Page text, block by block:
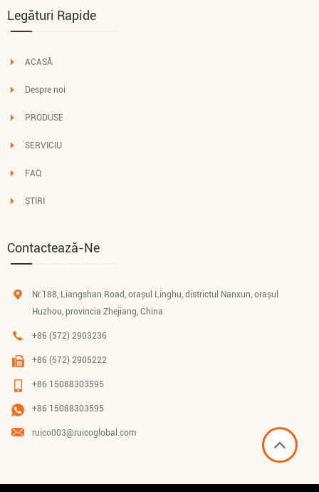
Legături Rapide
ACASĂ
Despre noi
PRODUSE
SERVICIU
FAQ
ȘTIRI
Contactează-Ne
Nr.188, Liangshan Road, orașul Linghu, districtul Nanxun, orașul
Huzhou, provincia Zhejiang, China
+86 (572) 2903236
+86 (572) 2905222
+86 15088303595
+86 15088303595
ruico003@ruicoglobal.com